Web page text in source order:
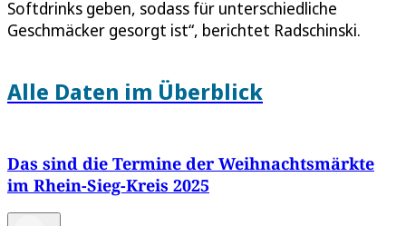
Softdrinks geben, sodass für unterschiedliche
Geschmäcker gesorgt ist“, berichtet Radschinski.
Alle Daten im Überblick
Das sind die Termine der Weihnachtsmärkte
im Rhein-Sieg-Kreis 2025